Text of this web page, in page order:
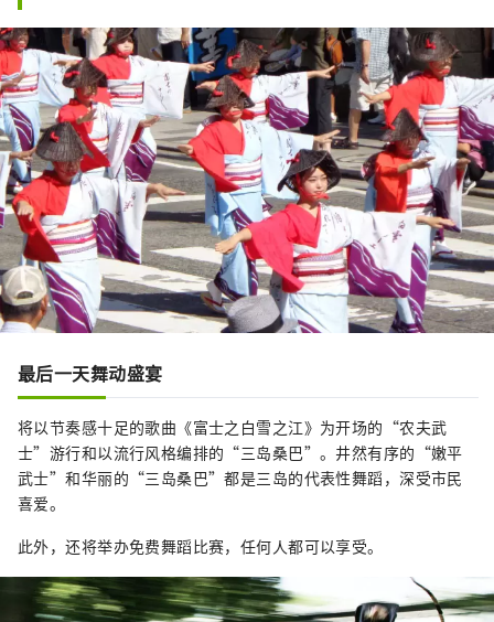
最后一天舞动盛宴
将以节奏感十足的歌曲《富士之白雪之江》为开场的“农夫武
士”游行和以流行风格编排的“三岛桑巴”。井然有序的“嫩平
武士”和华丽的“三岛桑巴”都是三岛的代表性舞蹈，深受市民
喜爱。
此外，还将举办免费舞蹈比赛，任何人都可以享受。